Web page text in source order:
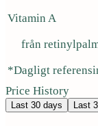
Vitamin A
från
*Dagligt
Price History
Last 30 days Last